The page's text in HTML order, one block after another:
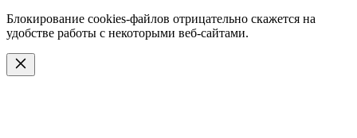
Блокирование cookies-файлов отрицательно скажется на
удобстве работы с некоторыми веб-сайтами.